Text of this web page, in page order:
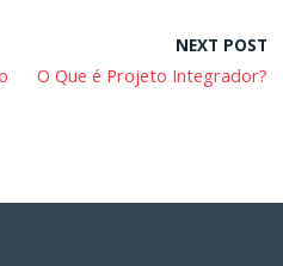
NEXT POST
O Que é Projeto Integrador?